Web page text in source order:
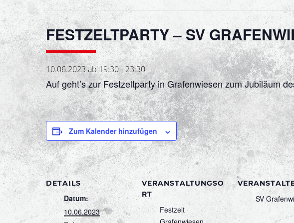
FESTZELTPARTY – SV
10.06.2023 ab 19:30-23:30
Auf geht’s zur Festzeltparty in Grafenwiesen zum Jubiläum
Zum Kalender hinzufügen
DETAILS
Datum:
10.06.2023
VERANSTALTUNGSO
RT
Festzelt
SV